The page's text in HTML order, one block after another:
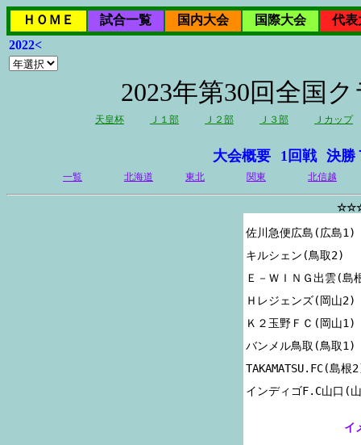
ＨＯＭＥ 試合一覧 国内大会 国際大会
代表
2022<
2023年第30回全国
天皇杯 Ｊ１部 Ｊ２部 Ｊ３部 Ｊカップ
大会概要 1回戦 決勝
一覧 北海道 東北 関東 北信越
佐川急便広島(広島1)
キルシェン(鳥取2)
Ｅ－ＷＩＮＧ出雲(島
Ｈレジェンズ(岡山2)
Ｋ２玉野ＦＣ(岡山1)
バンメル鳥取(鳥取1)
TAKAMATSU.FC(島根
イ